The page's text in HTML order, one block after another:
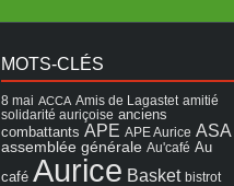
MOTS-CLÉS
8 mai ACCA Amis de Lagastet amitié
solidarité auriçoise anciens
combattants APE APE Aurice ASA
assemblée générale Au'café Au
café Aurice Basket bistrot